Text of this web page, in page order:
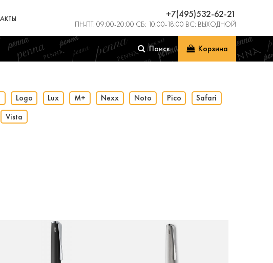
+7(495)532-62-21
ПН-ПТ: 09:00-20:00 СБ: 10:00-18:00 ВС: ВЫХОДНОЙ
Поиск Корзина
Logo Lux M+ Nexx Noto Pico
Safari
Vista